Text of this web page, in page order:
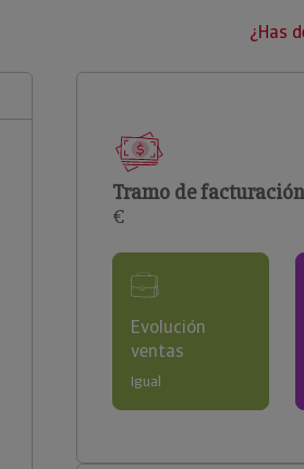
¿Has
Tramo de facturación
€
Evolución
ventas
Igual